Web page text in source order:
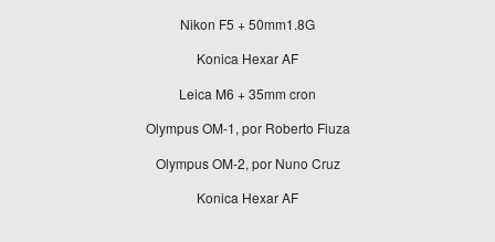
Nikon F5 + 50mm1.8G
Konica Hexar AF
Leica M6 + 35mm cron
Olympus OM-1, por Roberto Fiuza
Olympus OM-2, por Nuno Cruz
Konica Hexar AF